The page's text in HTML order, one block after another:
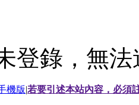
登錄，無
機版|若要引述本站內容，必須